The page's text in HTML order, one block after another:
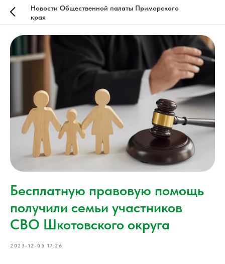
Новости Общественной палаты Приморского
края
Бесплатную правовую помощь
получили семьи участников
СВО Шкотовского округа
2023-12-05 17:26